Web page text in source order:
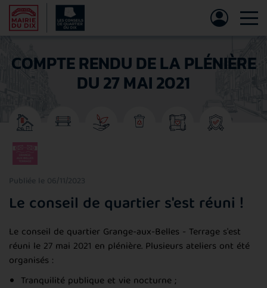
COMPTE RENDU DE LA PLÉNIÈRE
DU 27 MAI 2021
Publiée le 06/11/2023
Le conseil de quartier s'est réuni !
Le conseil de quartier Grange-aux-Belles - Terrage s'est
réuni le 27 mai 2021 en plénière. Plusieurs ateliers ont été
organisés :
Tranquilité publique et vie nocturne ;